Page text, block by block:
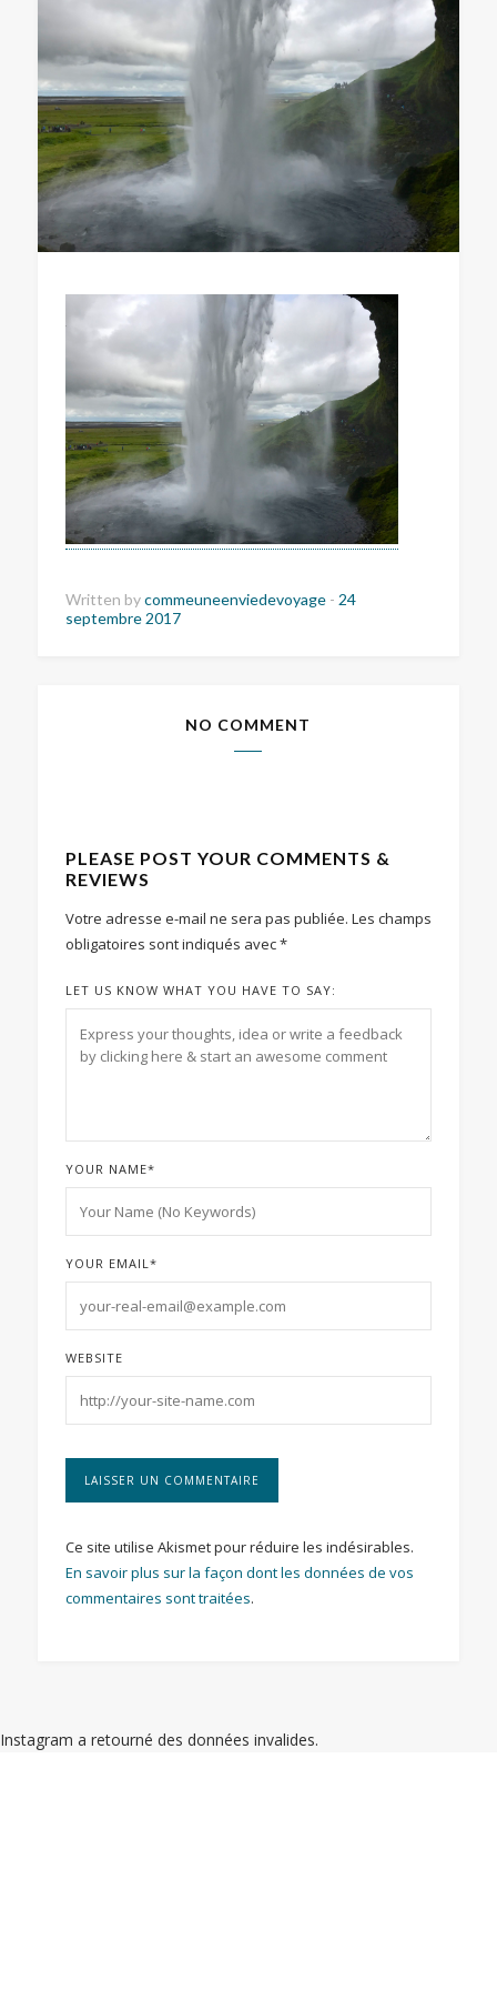
Written bycommeuneenviedevoyage - 24
septembre 2017
NO COMMENT
PLEASE POST YOUR COMMENTS &
REVIEWS
Votre adresse e-mail ne sera pas publiée. Les champs
obligatoires sont indiqués avec*
LET US KNOW WHAT YOU HAVE TO SAY:
YOUR NAME*
YOUR EMAIL *
WEBSITE
Ce site utilise Akismet pour réduire les indésirables.
En savoir plus sur la façon dont les données de vos
commentaires sont traitées.
Instagram a retourné des données invalides.